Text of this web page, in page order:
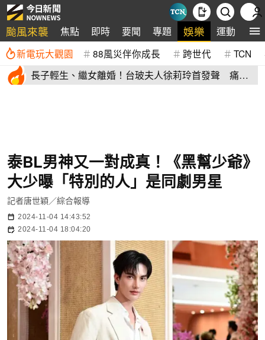
颱風來襲 焦點 即時 要聞 專題 娛樂 運動 全
新電玩大觀園 88風災伴你成長 跨世代 TCN
長子輕生、繼女離婚！台玻夫人徐莉玲首發聲 痛揭
泰BL男神又一對成真！《黑幫少爺》
大少曝「特別的人」是同劇男星
記者唐世穎／綜合報導
2024-11-04 14:43:52
2024-11-04 18:04:20